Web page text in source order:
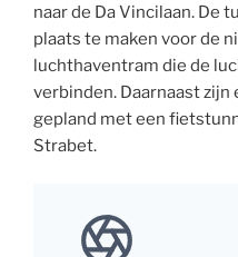
naar de Da Vincilaan. De
plaats te maken voor de
luchthaventram die de
verbinden. Daarnaast
gepland met een
Strabet.